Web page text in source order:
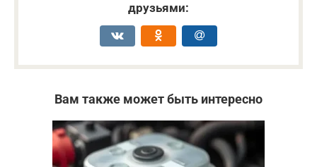
друзьями:
Вам также может быть интересно